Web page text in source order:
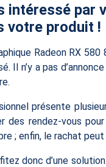
intéressé par
votre produit !
Radeon RX
Il n’y a pas
présente
des rendez-vous
; enfin, le rachat
donc d’une